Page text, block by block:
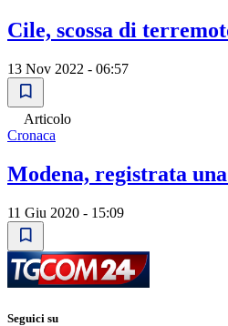
Cile, scossa di
13 Nov 2022 - 06:57
Articolo
Cronaca
Modena, registrata
11 Giu 2020 - 15:09
Seguici su